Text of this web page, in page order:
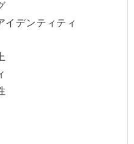
イデンティティ